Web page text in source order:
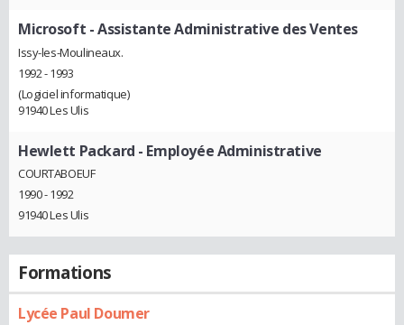
Microsoft - Assistante Administrative des Ventes
Issy-les-Moulineaux.
1992 - 1993
(Logiciel informatique)
91940 Les Ulis
Hewlett Packard - Employée Administrative
COURTABOEUF
1990 - 1992
91940 Les Ulis
Formations
Lycée Paul Doumer